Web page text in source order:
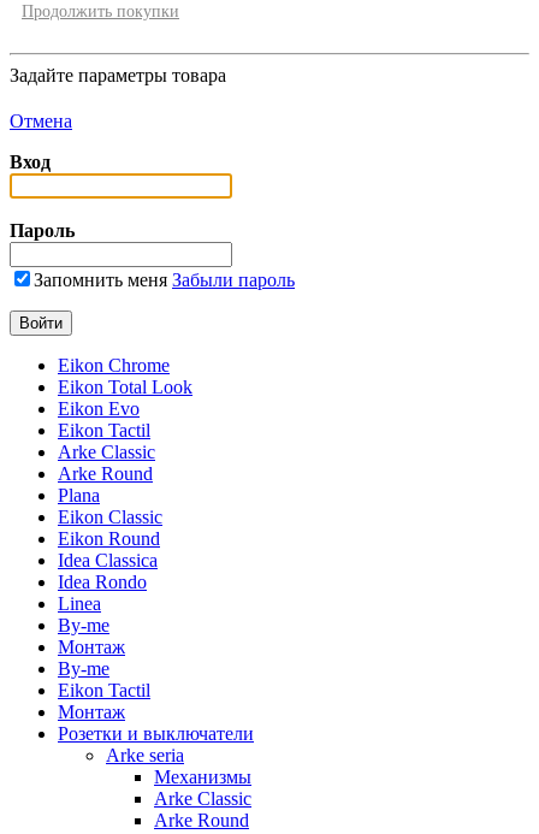
Продолжить покупки
Задайте параметры товара
Отмена
Вход
Пароль
Запомнить меня Забыли пароль
Eikon Chrome
Eikon Total Look
Eikon Evo
Eikon Tactil
Arke Classic
Arke Round
Plana
Eikon Classic
Eikon Round
Idea Classica
Idea Rondo
Linea
By-me
Монтаж
By-me
Eikon Tactil
Монтаж
Розетки и выключатели
Arke seria
Механизмы
Arke Classic
Arke Round